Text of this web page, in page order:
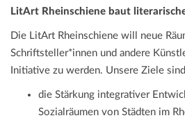
LitArt Rheinschiene baut
Die LitArt Rheinschiene will neue
Schriftsteller*innen und andere
Initiative zu werden. Unsere Ziele
die Stärkung integrativer
Sozialräumen von Städten im